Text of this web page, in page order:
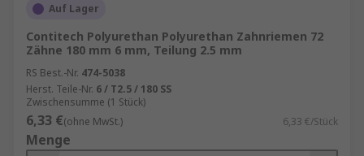
Auf Lager
Contitech Polyurethan Polyurethan Zahnriemen 72
Zähne 180 mm 6 mm, Teilung 2.5 mm
RS Best.-Nr. 474-5038
Herst. Teile-Nr. 6 / T2.5 / 180 SS
Zwischensumme (1 Stück)
6,33 €(ohne MwSt.) 6,33 €/Stück
Menge